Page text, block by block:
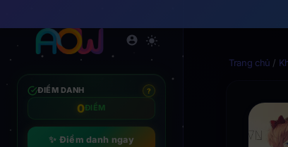
ĐIỂM DANH ?
0ĐIỂM
✨ Điểm danh ngay
Trang chủ /